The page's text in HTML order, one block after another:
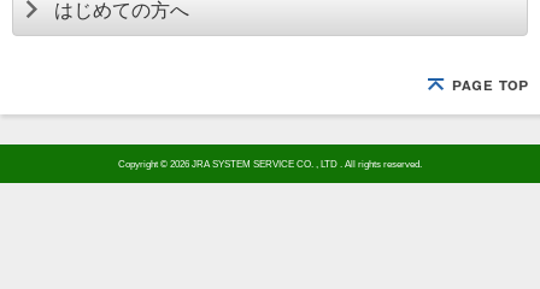
はじめての方へ
Copyright © 2026 JRA SYSTEM SERVICE CO. , LTD . All rights reserved.